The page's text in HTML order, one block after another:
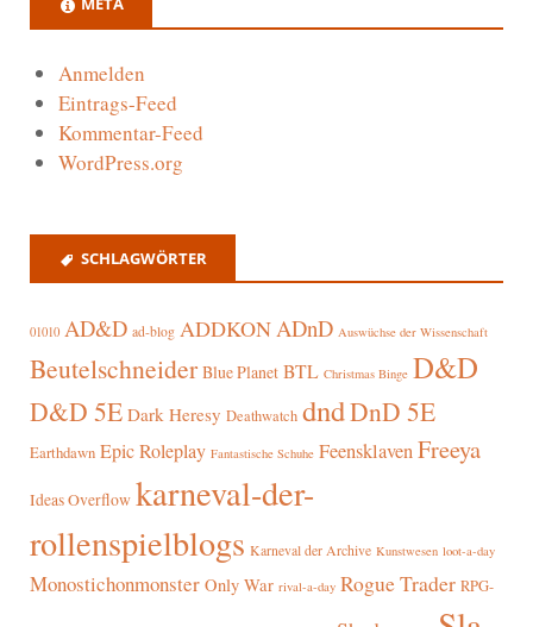
Anmelden
Eintrags-Feed
Kommentar-Feed
WordPress.org
SCHLAGWÖRTER
01010 AD&D ad-blog ADDKONADnD Auswüchse der Wissenschaft
Beutelschneider Blue Planet BTL Christmas Binge D&D
D&D 5E Dark Heresy Deathwatch dndDnD 5E
Earthdawn Epic Roleplay Fantastische Schuhe FeensklavenFreeya
Ideas Overflow karneval-der-
rollenspielblogs Karneval der Archive Kunstwesen loot-a-day
Monostichonmonster Only War rival-a-day Rogue Trader RPG-